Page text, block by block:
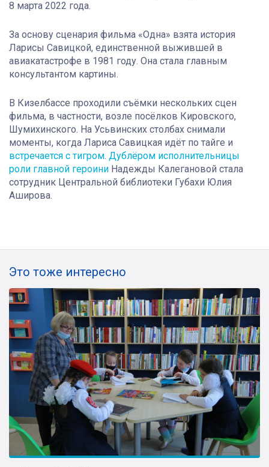
8 марта 2022 года.
За основу сценария фильма «Одна» взята история
Ларисы Савицкой, единственной выжившей в
авиакатастрофе в 1981 году. Она стала главным
консультантом картины.
В Кизелбассе проходили съёмки нескольких сцен
фильма, в частности, возле посёлков Кировского,
Шумихинского. На Усьвинских столбах снимали
моменты, когда Лариса Савицкая идёт по тайге и
встречается с тигром. Дублёром исполнительницы
роли главной героини Надежды Калегановой стала
сотрудник Центральной библиотеки Губахи Юлия
Аширова.
Это тоже интересно